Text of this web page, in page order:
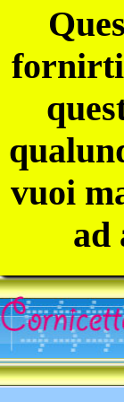
fornirti
vuoi
ad